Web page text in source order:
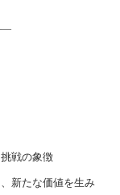
戦の象徴
新たな価値を生み